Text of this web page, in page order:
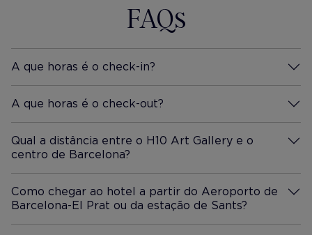
FAQs
A que horas é o check-in?
Mais Informação
A que horas é o check-out?
Mais Informação
Qual a distância entre o H10 Art Gallery e o
centro de Barcelona?
Mais Informação
Como chegar ao hotel a partir do Aeroporto de
Barcelona-El Prat ou da estação de Sants?
Mais Informação